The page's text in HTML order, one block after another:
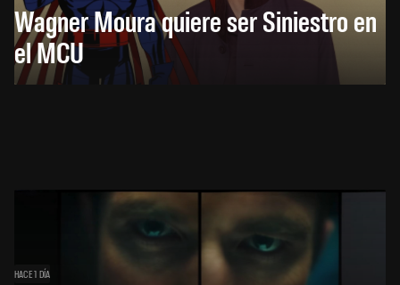
Wagner Moura quiere ser Siniestro en
el MCU
HACE 1 DÍA